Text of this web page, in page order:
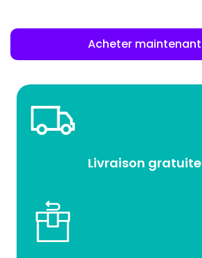
Acheter maintenant
Livraison gratuite